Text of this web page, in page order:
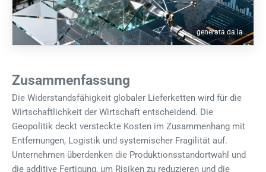
generata da ia
Zusammenfassung
Die Widerstandsfähigkeit globaler Lieferketten wird für die
Wirtschaftlichkeit der Wirtschaft entscheidend. Die
Geopolitik deckt versteckte Kosten im Zusammenhang mit
Entfernungen, Logistik und systemischer Fragilität auf.
Unternehmen überdenken die Produktionsstandortwahl und
die additive Fertigung, um Risiken zu reduzieren und die